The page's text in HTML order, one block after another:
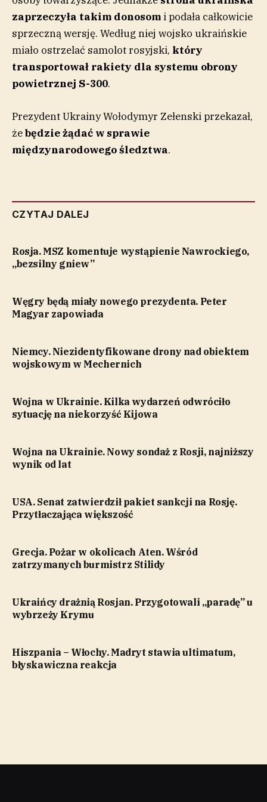
zaprzeczyła takim donosom i podała całkowicie
sprzeczną wersję. Według niej wojsko ukraińskie
miało ostrzelać samolot rosyjski, który
transportował rakiety dla systemu obrony
powietrznej S-300.
Prezydent Ukrainy Wołodymyr Zełenski przekazał,
żebędzie żądać w sprawie
międzynarodowego śledztwa.
CZYTAJ DALEJ
Rosja. MSZ komentuje wystąpienie Nawrockiego,
„bezsilny gniew”
Węgry będą miały nowego prezydenta. Peter
Magyar zapowiada
Niemcy. Niezidentyfikowane drony nad obiektem
wojskowym w Mechernich
Wojna w Ukrainie. Kilka wydarzeń odwróciło
sytuację na niekorzyść Kijowa
Wojna na Ukrainie. Nowy sondaż z Rosji, najniższy
wynik od lat
USA. Senat zatwierdził pakiet sankcji na Rosję.
Przytłaczająca większość
Grecja. Pożar w okolicach Aten. Wśród
zatrzymanych burmistrz Stilidy
Ukraińcy drażnią Rosjan. Przygotowali „paradę” u
wybrzeży Krymu
Hiszpania – Włochy. Madryt stawia ultimatum,
błyskawiczna reakcja